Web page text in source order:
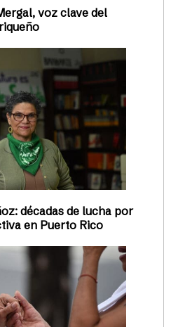
voz clave del
décadas de lucha por
en Puerto Rico